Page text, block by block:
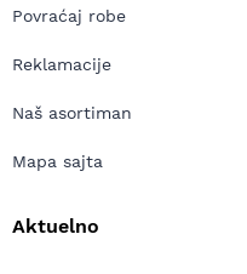
Povraćaj robe
Reklamacije
Naš asortiman
Mapa sajta
Aktuelno